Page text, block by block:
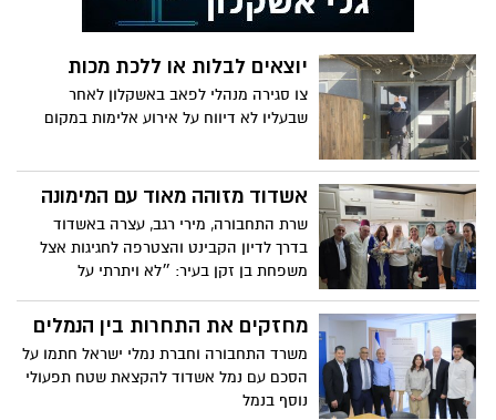
יוצאים לבלות או ללכת מכות
צו סגירה מנהלי לפאב באשקלון לאחר
שבעליו לא דיווח על אירוע אלימות במקום
אשדוד מזוהה מאוד עם המימונה
שרת התחבורה, מירי רגב, עצרה באשדוד
בדרך לדיון הקבינט והצטרפה לחגיגות אצל
משפחת בן זקן בעיר: ״לא ויתרתי על
והאמיצים״.
מחזקים את התחרות בין הנמלים
משרד התחבורה וחברת נמלי ישראל חתמו על
הסכם עם נמל אשדוד להקצאת שטח תפעולי
נוסף בנמל